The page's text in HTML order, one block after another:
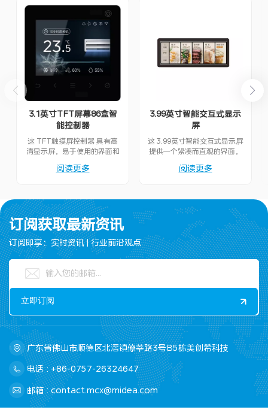
3.1英寸TFT屏幕86盒智
能控制器
这 TFT触摸屏控制器 具有高
清显示屏，易于使用的界面和
种智能设备。
阅读更多
3.99英寸智能交互式显示
屏
这 3.99英寸智能交互式显示屏
提供一个紧凑而直观的界面，
智能应用程序。
阅读更多
订阅获取最新资讯
订阅即享：实时资讯 | 行业前沿观点
广东省佛山市顺德区北滘镇僚莘路3号B5栋美创希科技
电话 : +86-0757-26324647
邮箱 : contact.mcx@midea.com